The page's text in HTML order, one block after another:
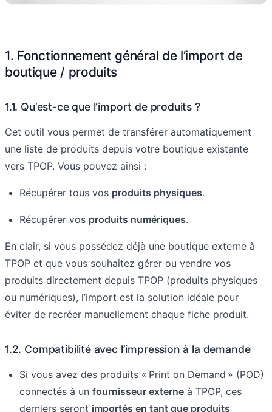
1. Fonctionnement général de l’import de
boutique / produits
1.1. Qu’est-ce que l’import de produits ?
Cet outil vous permet de transférer automatiquement
une liste de produits depuis votre boutique existante
vers TPOP. Vous pouvez ainsi :
Récupérer tous vos produits physiques.
Récupérer vos produits numériques.
En clair, si vous possédez déjà une boutique externe à
TPOP et que vous souhaitez gérer ou vendre vos
produits directement depuis TPOP (produits physiques
ou numériques), l’import est la solution idéale pour
éviter de recréer manuellement chaque fiche produit.
1.2. Compatibilité avec l’impression à la demande
Si vous avez des produits « Print on Demand » (POD)
connectés à un fournisseur externe à TPOP, ces
derniers seront importés en tant que produits